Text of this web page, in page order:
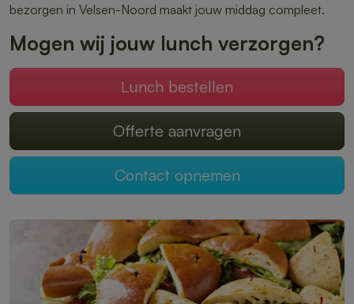
bezorgen in Velsen-Noord maakt jouw middag compleet.
Mogen wij jouw lunch verzorgen?
Lunch bestellen
Offerte aanvragen
Contact opnemen